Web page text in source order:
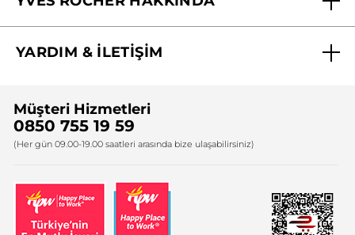
Yves Rocher Vakfı
YARDIM & İLETİŞİM
Bize Ulaşın
Firma Bilgileri
Müşteri Hizmetleri
0850 755 19 59
(Her gün 09.00-19.00 saatleri arasında bize ulaşabilirsiniz)